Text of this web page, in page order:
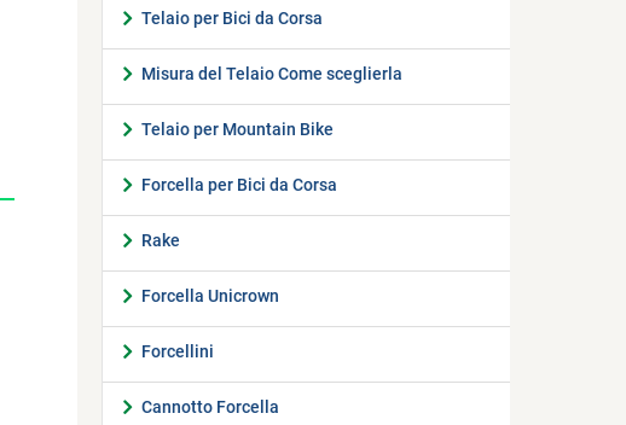
Telaio per Bici da Corsa
Misura del Telaio Come sceglierla
Telaio per Mountain Bike
Forcella per Bici da Corsa
Rake
Forcella Unicrown
Forcellini
Cannotto Forcella